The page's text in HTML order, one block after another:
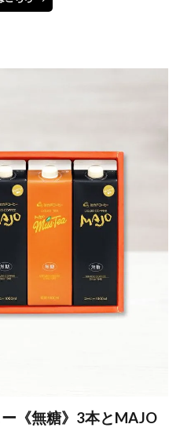
《無糖》3本とMAJO